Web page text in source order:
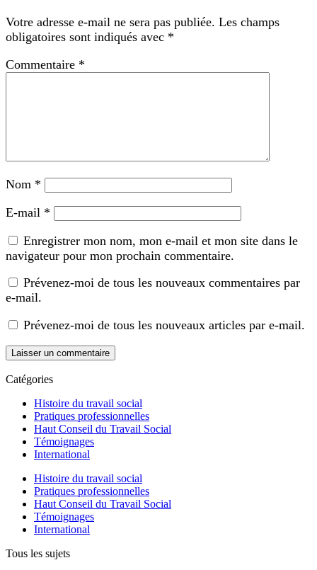
Votre adresse e-mail ne sera pas publiée. Les champs
obligatoires sont indiqués avec *
Commentaire *
Nom *
E-mail *
Enregistrer mon nom, mon e-mail et mon site dans le
navigateur pour mon prochain commentaire.
Prévenez-moi de tous les nouveaux commentaires par
e-mail.
Prévenez-moi de tous les nouveaux articles par e-mail.
Catégories
Histoire du travail social
Pratiques professionnelles
Haut Conseil du Travail Social
Témoignages
International
Histoire du travail social
Pratiques professionnelles
Haut Conseil du Travail Social
Témoignages
International
Tous les sujets